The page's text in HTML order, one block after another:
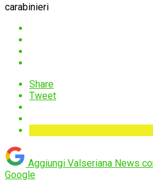
carabinieri
Share
Tweet
Aggiungi Valseriana News
Google